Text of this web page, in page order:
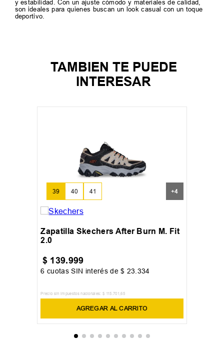
y estabilidad. Con un ajuste cómodo y materiales de calidad,
son ideales para quienes buscan un look casual con un toque
deportivo.
TAMBIEN TE PUEDE
INTERESAR
39 40 41 +4
Zapatilla Skechers After Burn M. Fit
2.0
$ 139.999
6 cuotas SIN interés de$ 23 334
Precio sin impuestos nacionales: $ 115 .701 ,65
AGREGAR AL CARRITO